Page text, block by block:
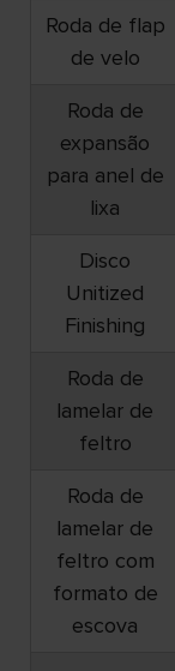
Roda de flap
de velo
Roda de
expansão
para anel de
lixa
Disco
Unitized
Finishing
Roda de
lamelar de
feltro
Roda de
lamelar de
feltro com
formato de
escova